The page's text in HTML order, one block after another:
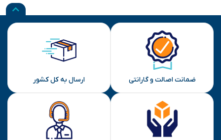
ضمانت اصالت و گارانتی ارسال به کل کشور